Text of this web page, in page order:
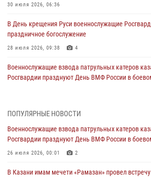
30 июля 2026, 06:36
В День крещения Руси военнослужащие
праздничное богослужение
28 июля 2026, 09:38 4
Военнослужащие взвода патрульных катеров
Росгвардии празднуют День ВМФ России в
Татарстанские росгвардейцы завоевали
24 июля 2026, 15:05 4
В казанском полку Росгвардии состоялся
ПОПУЛЯРНЫЕ НОВОСТИ
Военнослужащие взвода патрульных катеров
Росгвардии празднуют День ВМФ России в
26 июля 2026, 00:01 2
В Казани имам мечети «Рамазан» провел